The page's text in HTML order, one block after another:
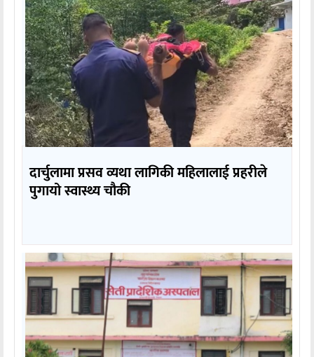
दार्चुलामा प्रसव व्यथा लागिकी महिलालाई प्रहरीले
पुगायो स्वास्थ्य चौकी